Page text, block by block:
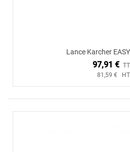
Lance Karcher
97,91 €
81,59 € HT